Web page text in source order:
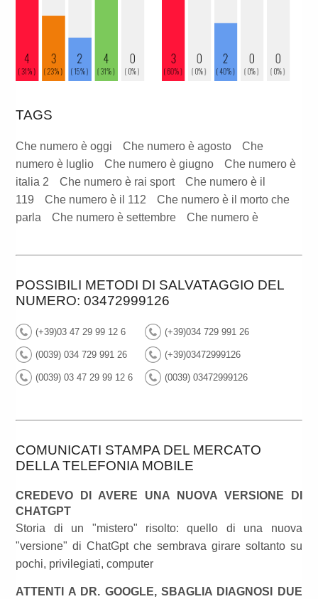
TAGS
Che numero è oggi Che numero è agosto
Che
numero è luglio
Che numero è giugno
Che numero è
italia 2
Che numero è rai sport
Che numero è il
119
Che numero è il 112
Che numero è il morto che
parla
Che numero è settembre Che numero è
POSSIBILI METODI DI SALVATAGGIO DEL
NUMERO: 03472999126
(+39)03 47 29 99 12 6 (+39)034 729 991 26
(0039) 034 729 991 26 (+39)03472999126
(0039) 03 47 29 99 12 6 (0039) 03472999126
COMUNICATI STAMPA DEL MERCATO
DELLA TELEFONIA MOBILE
CREDEVO DI AVERE UNA NUOVA VERSIONE DI
CHATGPT
Storia di un "mistero" risolto: quello di una nuova
"versione" di ChatGpt che sembrava girare soltanto su
pochi, privilegiati, computer
ATTENTI A DR. GOOGLE, SBAGLIA DIAGNOSI DUE